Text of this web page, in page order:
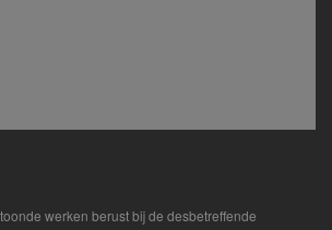
werken berust bij de desbetreffende